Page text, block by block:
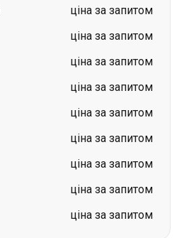
ціна за запитом
ціна за запитом
ціна за запитом
ціна за запитом
ціна за запитом
ціна за запитом
ціна за запитом
ціна за запитом
ціна за запитом